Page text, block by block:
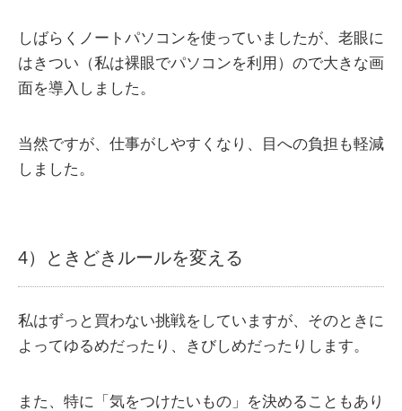
しばらくノートパソコンを使っていましたが、老眼に
はきつい（私は裸眼でパソコンを利用）ので大きな画
面を導入しました。
当然ですが、仕事がしやすくなり、目への負担も軽減
しました。
4）ときどきルールを変える
私はずっと買わない挑戦をしていますが、そのときに
よってゆるめだったり、きびしめだったりします。
また、特に「気をつけたいもの」を決めることもあり